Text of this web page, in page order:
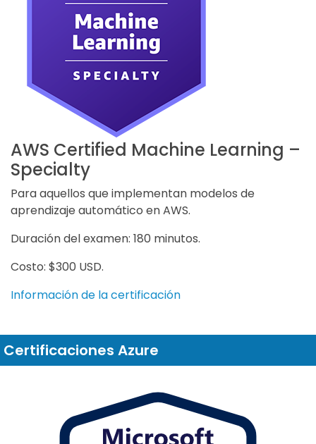
AWS Certified Machine Learning –
Specialty
Para aquellos que implementan modelos de
aprendizaje automático en AWS.
Duración del examen: 180 minutos.
Costo: $300 USD.
Información de la certificación
Certificaciones Azure